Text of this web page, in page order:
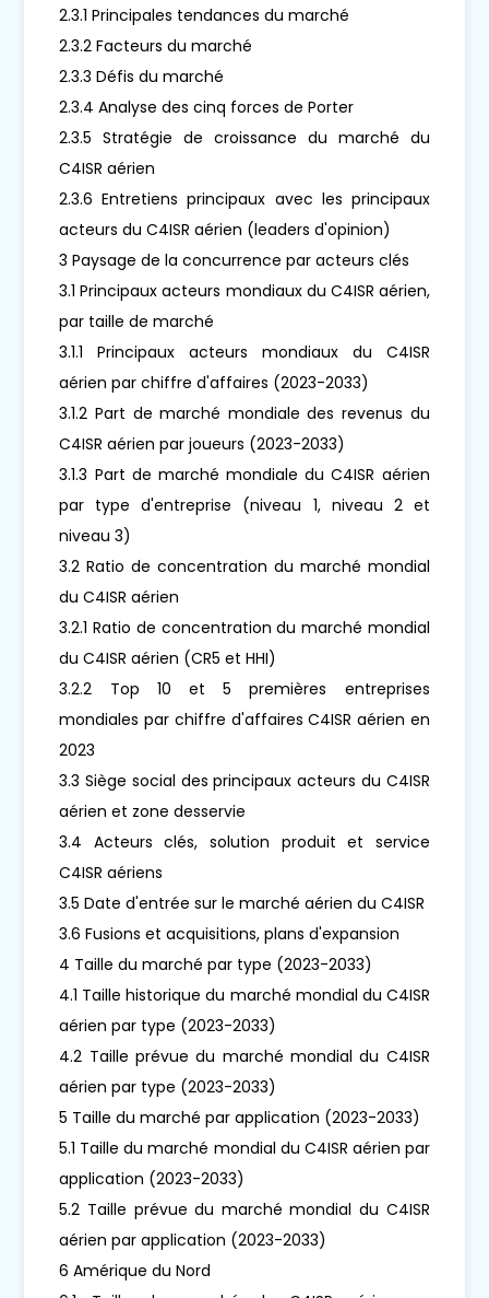
2.3.1 Principales tendances du marché
2.3.2 Facteurs du marché
2.3.3 Défis du marché
2.3.4 Analyse des cinq forces de Porter
2.3.5 Stratégie de croissance du marché du
C4ISR aérien
2.3.6 Entretiens principaux avec les principaux
acteurs du C4ISR aérien (leaders d'opinion)
3 Paysage de la concurrence par acteurs clés
3.1 Principaux acteurs mondiaux du C4ISR aérien,
par taille de marché
3.1.1 Principaux acteurs mondiaux du C4ISR
aérien par chiffre d'affaires (2023-2033)
3.1.2 Part de marché mondiale des revenus du
C4ISR aérien par joueurs (2023-2033)
3.1.3 Part de marché mondiale du C4ISR aérien
par type d'entreprise (niveau 1, niveau 2 et
niveau 3)
3.2 Ratio de concentration du marché mondial
du C4ISR aérien
3.2.1 Ratio de concentration du marché mondial
du C4ISR aérien (CR5 et HHI)
3.2.2 Top 10 et 5 premières entreprises
mondiales par chiffre d'affaires C4ISR aérien en
2023
3.3 Siège social des principaux acteurs du C4ISR
aérien et zone desservie
3.4 Acteurs clés, solution produit et service
C4ISR aériens
3.5 Date d'entrée sur le marché aérien du C4ISR
3.6 Fusions et acquisitions, plans d'expansion
4 Taille du marché par type (2023-2033)
4.1 Taille historique du marché mondial du C4ISR
aérien par type (2023-2033)
4.2 Taille prévue du marché mondial du C4ISR
aérien par type (2023-2033)
5 Taille du marché par application (2023-2033)
5.1 Taille du marché mondial du C4ISR aérien par
application (2023-2033)
5.2 Taille prévue du marché mondial du C4ISR
aérien par application (2023-2033)
6 Amérique du Nord